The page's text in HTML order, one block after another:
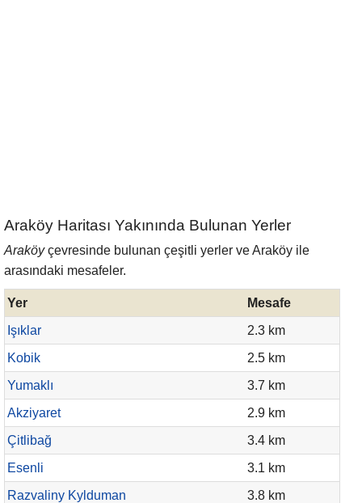
Araköy Haritası Yakınında Bulunan Yerler
Araköyçevresinde bulunan çeşitli yerler ve Araköy ile
arasındaki mesafeler.
Yer
Mesafe
Işıklar
2.3 km
Kobik
2.5 km
Yumaklı
3.7 km
Akziyaret
2.9 km
Çitlibağ
3.4 km
Esenli
3.1 km
Razvaliny Kylduman
3.8 km